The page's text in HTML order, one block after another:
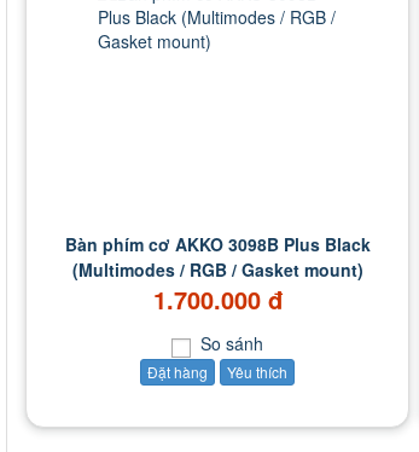
Bàn phím cơ AKKO 3098B Plus Black
(Multimodes / RGB / Gasket mount)
1.700.000 đ
So sánh
Đặt hàng Yêu thích